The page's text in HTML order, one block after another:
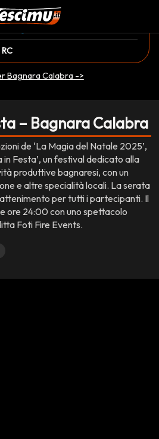
CONCLUSO
17:00
Bagnara Calabra ->
– Bagnara Calabra
de ‘La Magia del Natale 2025’,
in Festa’, un festival dedicato alla
produttive bagnaresi, con un
e altre specialità locali. La serata
per tutti i partecipanti. Il
ore 24:00 con uno spettacolo
Foti Fire Events.